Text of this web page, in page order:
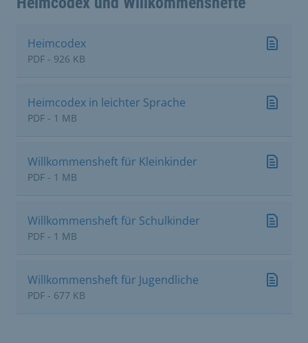
Heimcodex
PDF - 926 KB
Heimcodex in leichter Sprache
PDF - 1 MB
Willkommensheft für Kleinkinder
PDF - 1 MB
Willkommensheft für Schulkinder
PDF - 1 MB
Willkommensheft für Jugendliche
PDF - 677 KB